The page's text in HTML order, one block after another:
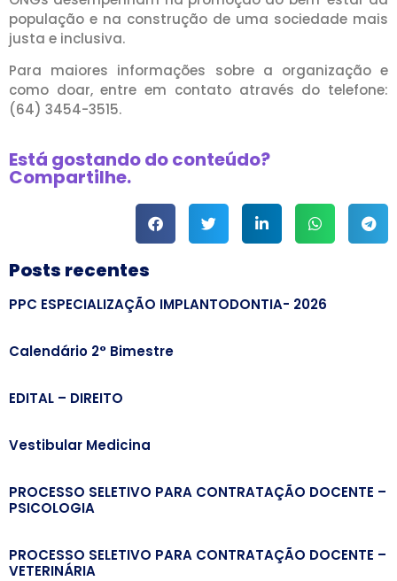
população e na construção de uma sociedade mais
justa e inclusiva.
Para maiores informações sobre a organização e
como doar, entre em contato através do telefone:
(64) 3454-3515.
Está gostando do conteúdo?
Compartilhe.
Posts recentes
PPC ESPECIALIZAÇÃO IMPLANTODONTIA- 2026
Calendário 2° Bimestre
EDITAL – DIREITO
Vestibular Medicina
PROCESSO SELETIVO PARA CONTRATAÇÃO DOCENTE –
PSICOLOGIA
PROCESSO SELETIVO PARA CONTRATAÇÃO DOCENTE –
VETERINÁRIA